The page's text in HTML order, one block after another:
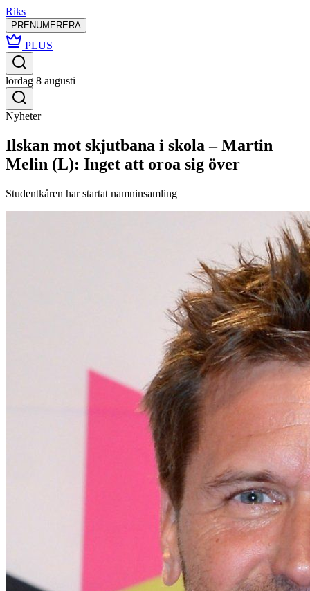
Riks
PRENUMERERA
PLUS
lördag 8 augusti
Nyheter
Ilskan mot skjutbana i skola – Martin
Melin (L): Inget att oroa sig över
Studentkåren har startat namninsamling